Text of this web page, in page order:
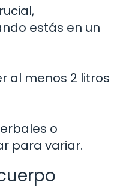
estás en un
al menos 2 litros
o
para variar.